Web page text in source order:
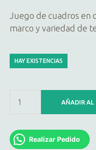
Juego de cuadros en
marco y variedad de
HAY EXISTENCIAS
AÑADIR AL
Realizar Pedido